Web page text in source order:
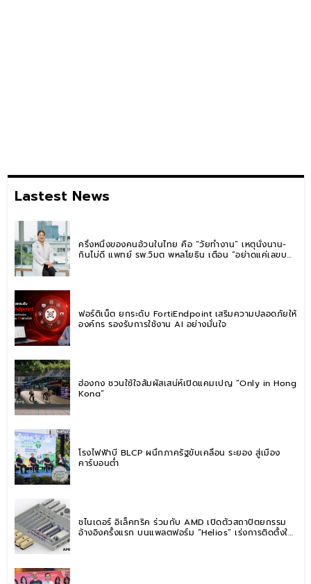
Lastest News
ครึ่งหนึ่งของคนอ้วนในไทย คือ “วัยทำงาน” เหตุนั่งนาน-
กินไม่ดี แพทย์ รพ.วิมุต พหลโยธิน เตือน “อย่าดูแค่เลขบน
ฟอร์ติเน็ต ยกระดับ FortiEndpoint เสริมความปลอดภัยให้
องค์กร รองรับการใช้งาน AI อย่างมั่นใจ
ฮ่องกง ชวนใช้ใจสัมผัสเสน่ห์เปิดแคมเปญ “Only in Hong
Kong”
โรงไฟฟ้าบี BLCP ผนึกภาครัฐขับเคลื่อน ระยอง สู่เมือง
คาร์บอนต่ำ
ชไนเดอร์ อิเล็คทริค ร่วมกับ AMD เปิดตัวสถาปัตยกรรม
อ้างอิงครั้งแรก บนแพลตฟอร์ม “Helios” เร่งการติดตั้งใช้